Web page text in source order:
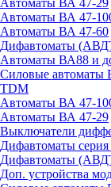
Автоматы ВА 47-29
Автоматы ВА 47-
Автоматы ВА 47-60
Дифавтоматы
Автоматы ВА88 и
Силовые автоматы
TDM
Автоматы ВА 47-
Автоматы ВА 47-29
Выключатели
Дифавтоматы
Дифавтоматы
Доп. устройства